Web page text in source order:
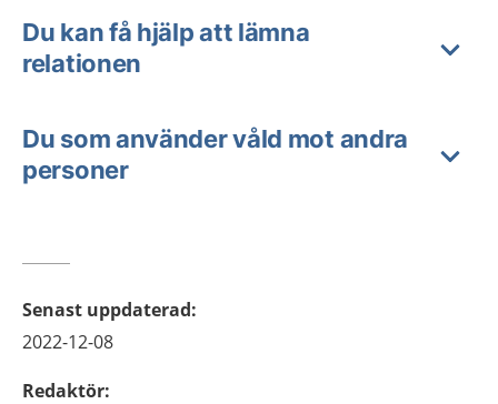
Du kan få hjälp att lämna
relationen
Du som använder våld mot andra
personer
Senast uppdaterad:
2022-12-08
Redaktör: